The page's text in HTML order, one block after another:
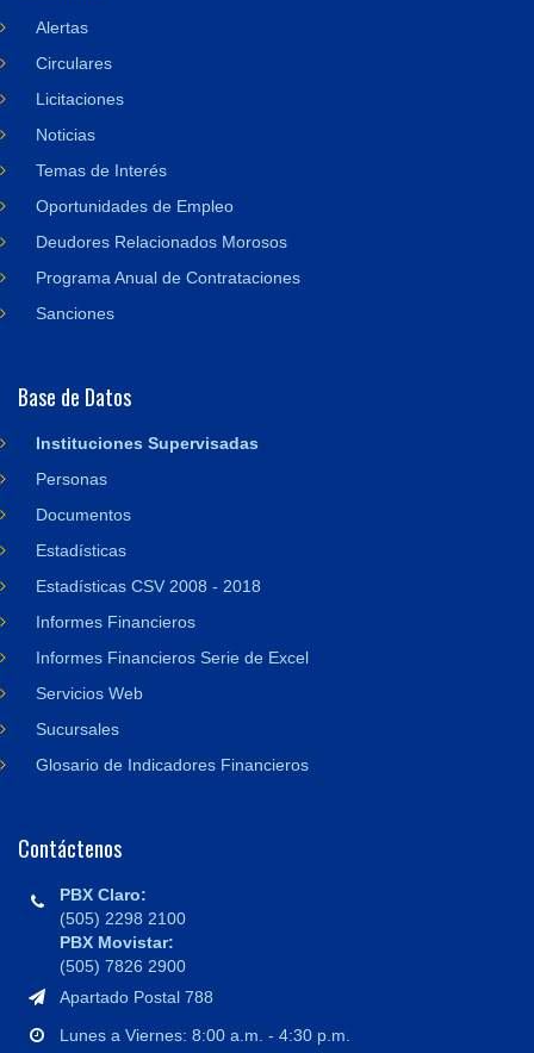
Alertas
Circulares
Licitaciones
Noticias
Temas de Interés
Oportunidades de Empleo
Deudores Relacionados Morosos
Programa Anual de Contrataciones
Sanciones
Base de Datos
Instituciones Supervisadas
Personas
Documentos
Estadísticas
Estadísticas CSV 2008 - 2018
Informes Financieros
Informes Financieros Serie de Excel
Servicios Web
Sucursales
Glosario de Indicadores Financieros
Contáctenos
PBX Claro:
(505) 2298 2100
PBX Movistar:
(505) 7826 2900
Apartado Postal 788
Lunes a Viernes: 8:00 a.m. - 4:30 p.m.